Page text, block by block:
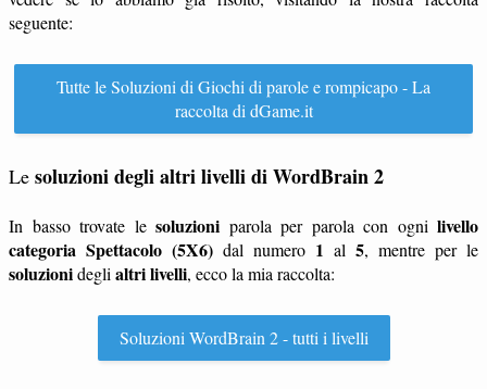
seguente:
Tutte le Soluzioni di Giochi di parole e rompicapo - La
raccolta di dGame.it
Le soluzioni degli altri livelli di WordBrain 2
In basso trovate le soluzioni parola per parola con ogni livello
categoria Spettacolo (5X6) dal numero 1 al 5, mentre per le
soluzionidegli altri livelli, ecco la mia raccolta:
Soluzioni WordBrain 2 - tutti i livelli